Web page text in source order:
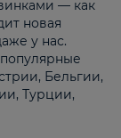
— как
новая
у нас.
Бельгии,
Турции,